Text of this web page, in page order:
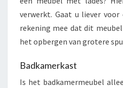
verwerkt. Gaat u liever voor
rekening mee dat dit
het opbergen van grotere
Badkamerkast
Is het badkamermeubel